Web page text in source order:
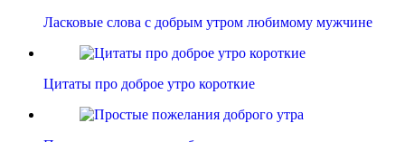
Ласковые слова с добрым утром любимому мужчине
Цитаты про доброе утро короткие